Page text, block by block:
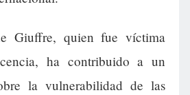
Giuffre, quien fue víctima
ha contribuido a un
la vulnerabilidad de las